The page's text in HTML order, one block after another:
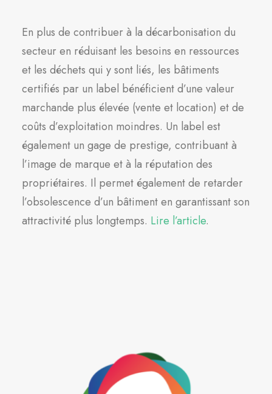
En plus de contribuer à la décarbonisation du
secteur en réduisant les besoins en ressources
et les déchets qui y sont liés, les bâtiments
certifiés par un label bénéficient d’une valeur
marchande plus élevée (vente et location) et de
coûts d’exploitation moindres. Un label est
également un gage de prestige, contribuant à
l’image de marque et à la réputation des
propriétaires. Il permet également de retarder
l’obsolescence d’un bâtiment en garantissant son
attractivité plus longtemps. Lire l’article.